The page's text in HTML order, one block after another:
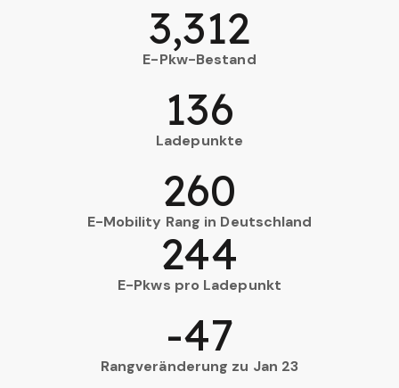
E-Pkw-Bestand
3,312
Ladepunkte
136
E-Mobility Rang in Deutschland
260
E-Pkws pro Ladepunkt
244
Rangveränderung zu Jan 23
-47